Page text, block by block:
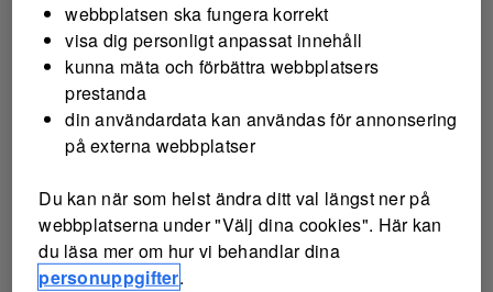
webbplatsen ska fungera korrekt
visa dig personligt anpassat innehåll
kunna mäta och förbättra webbplatsers
prestanda
din användardata kan användas för annonsering
på externa webbplatser
Du kan när som helst ändra ditt val längst ner på
webbplatserna under "Välj dina cookies". Här kan
du läsa mer om hur vi behandlar dina
personuppgifter.